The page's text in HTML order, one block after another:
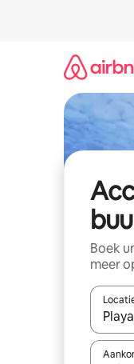
Boek
meer